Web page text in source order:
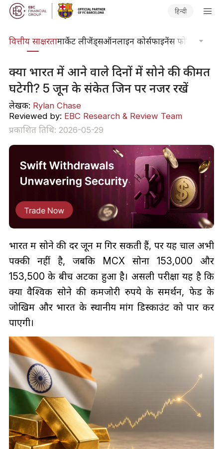
हिन्दी
वित्तीय साक्षरतामार्केट लीजेंड्सऑनलाइन कोर्सफाइनेंस फोकस
क्या भारत में आने वाले दिनों में सोने की कीमत
घटेगी? 5 जून के संकेत जिन पर नजर रखें
लेखक: Rylan Chase
Reviewed by: EBC Research & Review Team
प्रकाशित तिथि: 2026-05-29
भारत में सोने की दरें जून में गिर सकती हैं, पर यह चाल अभी
पक्की नहीं है, जबकि MCX सोना ₹153,000 और
₹153,500 के बीच अटका हुआ है। असली परीक्षा यह है कि
क्या वैश्विक सोने की कमजोरी रुपये के समर्थन, फेड के
जोखिम और भारत के स्थानीय मांग डिस्काउंट को पार कर
पाएगी।